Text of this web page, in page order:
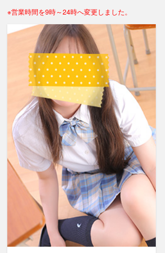
※営業時間を9時～24時へ変更しました。